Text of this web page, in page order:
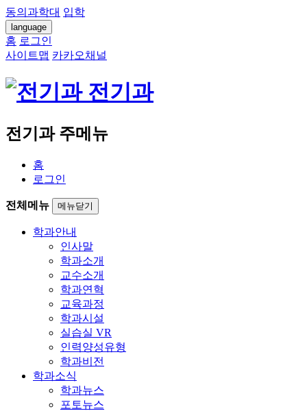
동의과학대 입학
language
홈 로그인
사이트맵 카카오채널
전기과
전기과 주메뉴
홈
로그인
전체메뉴 메뉴닫기
학과안내
인사말
학과소개
교수소개
학과연혁
교육과정
학과시설
실습실 VR
인력양성유형
학과비전
학과소식
학과뉴스
포토뉴스